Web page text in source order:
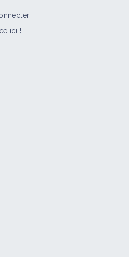
: le big-vein de la laitue
ici !